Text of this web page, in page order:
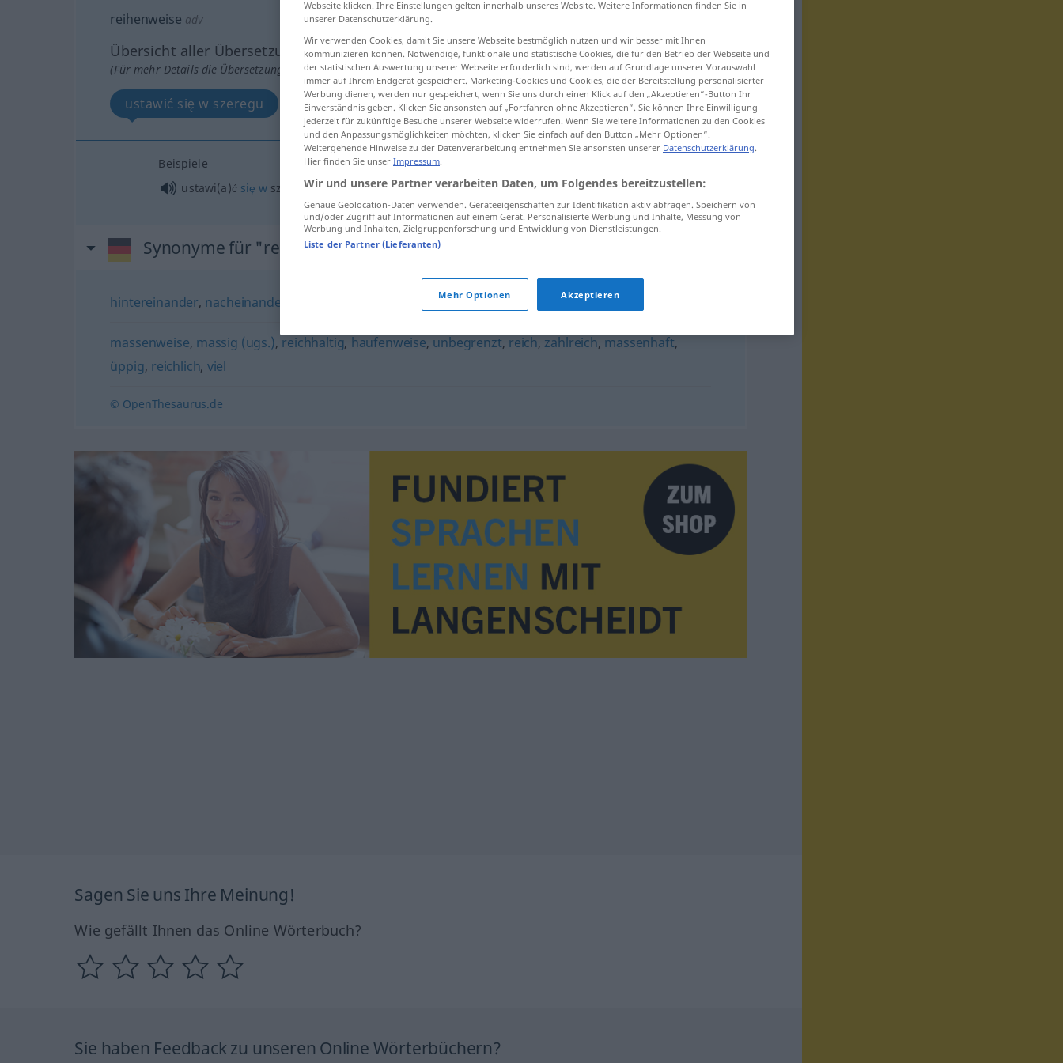
reihenweise adv
Übersicht aller Übersetzungen
(Für mehr Details die Übersetzung anklicken/antippen)
ustawić się w szeregu
Beispiele
ustawi(a)ć się wszeregu reihenweiseantreten
Synonyme für "reihenweise"
hintereinander, nacheinander
massenweise, massig (ugs.), reichhaltig, haufenweise, unbegrenzt, reich, zahlreich, massenhaft,
üppig, reichlich, viel
© OpenThesaurus.de
Sagen Sie uns Ihre Meinung!
Wie gefällt Ihnen das Online Wörterbuch?
Sie haben Feedback zu unseren Online Wörterbüchern?
Webseite klicken. Ihre Einstellungen gelten innerhalb unseres Website. Weitere Informationen finden Sie in
unserer Datenschutzerklärung.
Wir verwenden Cookies, damit Sie unsere Webseite bestmöglich nutzen und wir besser mit Ihnen
kommunizieren können. Notwendige, funktionale und statistische Cookies, die für den Betrieb der Webseite und
der statistischen Auswertung unserer Webseite erforderlich sind, werden auf Grundlage unserer Vorauswahl
immer auf Ihrem Endgerät gespeichert. Marketing-Cookies und Cookies, die der Bereitstellung personalisierter
Werbung dienen, werden nur gespeichert, wenn Sie uns durch einen Klick auf den „Akzeptieren“-Button Ihr
Einverständnis geben. Klicken Sie ansonsten auf „Fortfahren ohne Akzeptieren“. Sie können Ihre Einwilligung
jederzeit für zukünftige Besuche unserer Webseite widerrufen. Wenn Sie weitere Informationen zu den Cookies
und den Anpassungsmöglichkeiten möchten, klicken Sie einfach auf den Button „Mehr Optionen“.
Weitergehende Hinweise zu der Datenverarbeitung entnehmen Sie ansonsten unserer Datenschutzerklärung.
Hier finden Sie unser Impressum.
Wir und unsere Partner verarbeiten Daten, um Folgendes bereitzustellen:
Genaue Geolocation-Daten verwenden. Geräteeigenschaften zur Identifikation aktiv abfragen. Speichern von
und/oder Zugriff auf Informationen auf einem Gerät. Personalisierte Werbung und Inhalte, Messung von
Werbung und Inhalten, Zielgruppenforschung und Entwicklung von Dienstleistungen.
Liste der Partner (Lieferanten)
Mehr Optionen Akzeptieren